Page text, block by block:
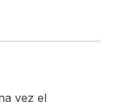
vez el